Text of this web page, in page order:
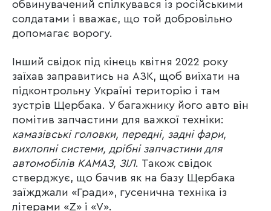
обвинувачений спілкувався із російськими
солдатами і вважає, що той добровільно
допомагає ворогу.
Інший свідок під кінець квітня 2022 року
заїхав заправитись на АЗК, щоб виїхати на
підконтрольну Україні територію і там
зустрів Щербака. У багажнику його авто він
помітив запчастини для важкої техніки:
камазівські головки, передні, задні фари,
вихлопні системи, дрібні запчастини для
автомобілів КАМАЗ, ЗІЛ. Також свідок
стверджує, що бачив як на базу Щербака
заїжджали «Гради», гусенична техніка із
літерами «Z» і «V».